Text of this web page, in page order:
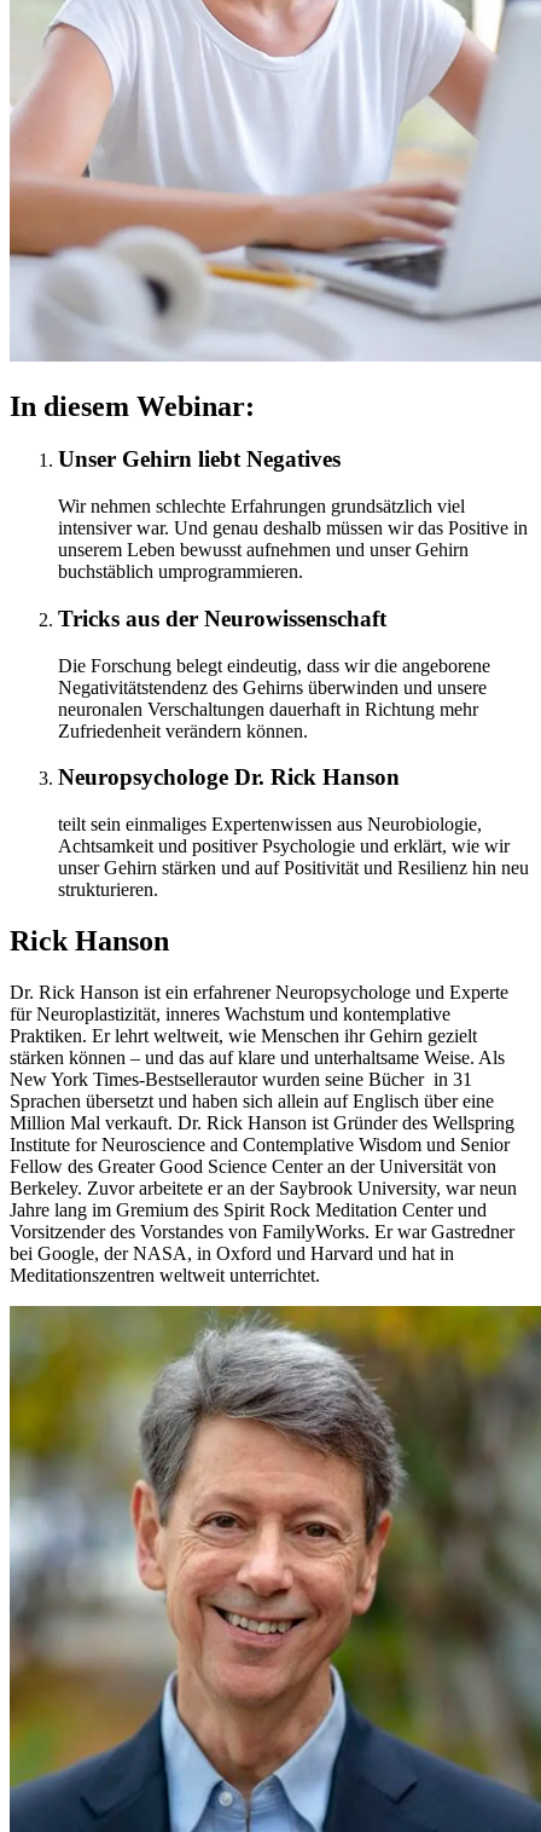
In diesem Webinar:
Unser Gehirn liebt Negatives
Wir nehmen schlechte Erfahrungen grundsätzlich viel
intensiver war. Und genau deshalb müssen wir das Positive in
unserem Leben bewusst aufnehmen und unser Gehirn
buchstäblich umprogrammieren.
Tricks aus der Neurowissenschaft
Die Forschung belegt eindeutig, dass wir die angeborene
Negativitätstendenz des Gehirns überwinden und unsere
neuronalen Verschaltungen dauerhaft in Richtung mehr
Zufriedenheit verändern können.
Neuropsychologe Dr. Rick Hanson
teilt sein einmaliges Expertenwissen aus Neurobiologie,
Achtsamkeit und positiver Psychologie und erklärt, wie wir
unser Gehirn stärken und auf Positivität und Resilienz hin neu
strukturieren.
Rick Hanson
Dr. Rick Hanson ist ein erfahrener Neuropsychologe und Experte
für Neuroplastizität, inneres Wachstum und kontemplative
Praktiken. Er lehrt weltweit, wie Menschen ihr Gehirn gezielt
stärken können – und das auf klare und unterhaltsame Weise. Als
New York Times-Bestsellerautor wurden seine Bücher in 31
Sprachen übersetzt und haben sich allein auf Englisch über eine
Million Mal verkauft. Dr. Rick Hanson ist Gründer des Wellspring
Institute for Neuroscience and Contemplative Wisdom und Senior
Fellow des Greater Good Science Center an der Universität von
Berkeley. Zuvor arbeitete er an der Saybrook University, war neun
Jahre lang im Gremium des Spirit Rock Meditation Center und
Vorsitzender des Vorstandes von FamilyWorks. Er war Gastredner
bei Google, der NASA, in Oxford und Harvard und hat in
Meditationszentren weltweit unterrichtet.